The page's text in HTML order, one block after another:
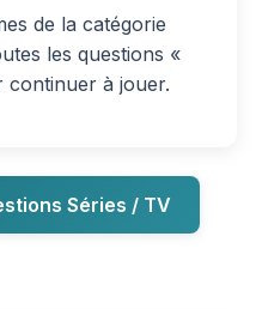
de la catégorie
les questions «
continuer à jouer.
Séries / TV